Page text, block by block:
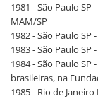
1981 - São Paulo
MAM/SP
1982 - São Paulo
1983 - São Paulo
1984 - São Paulo
brasileiras, na
1985 - Rio de